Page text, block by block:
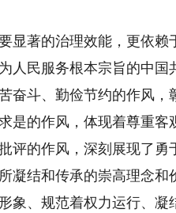
著的治理效能，更依赖
人民服务根本宗旨的中
奋斗、勤俭节约的作风
是的作风，体现着尊重客
评的作风，深刻展现了
凝结和传承的崇高理念
象、规范着权力运行、